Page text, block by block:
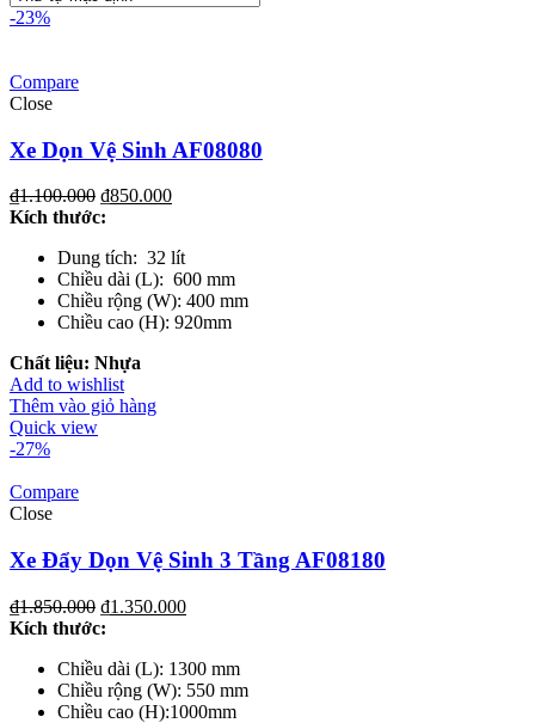
-23%
Compare
Close
Xe Dọn Vệ Sinh AF08080
₫1.100.000 ₫850.000
Kích thước:
Dung tích: 32 lít
Chiều dài (L): 600 mm
Chiều rộng (W): 400 mm
Chiều cao (H): 920mm
Chất liệu: Nhựa
Add to wishlist
Thêm vào giỏ hàng
Quick view
-27%
Compare
Close
Xe Đẩy Dọn Vệ Sinh 3 Tầng AF08180
₫1.850.000 ₫1.350.000
Kích thước:
Chiều dài (L): 1300 mm
Chiều rộng (W): 550 mm
Chiều cao (H):1000mm